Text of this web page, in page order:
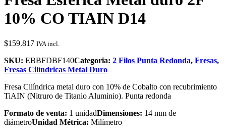
10% CO TIAIN D14
$159.817 IVA incl.
SKU: EBBFDBF140Categoria: 2 Filos Punta Redonda, Fresas,
Fresas Cilíndricas Metal Duro
Fresa Cilíndrica metal duro con 10% de Cobalto con recubrimiento
TiAIN (Nitruro de Titanio Aluminio). Punta redonda
Formato de venta: 1 unidadDimensiones: 14 mm de
diámetroUnidad Métrica: Milímetro